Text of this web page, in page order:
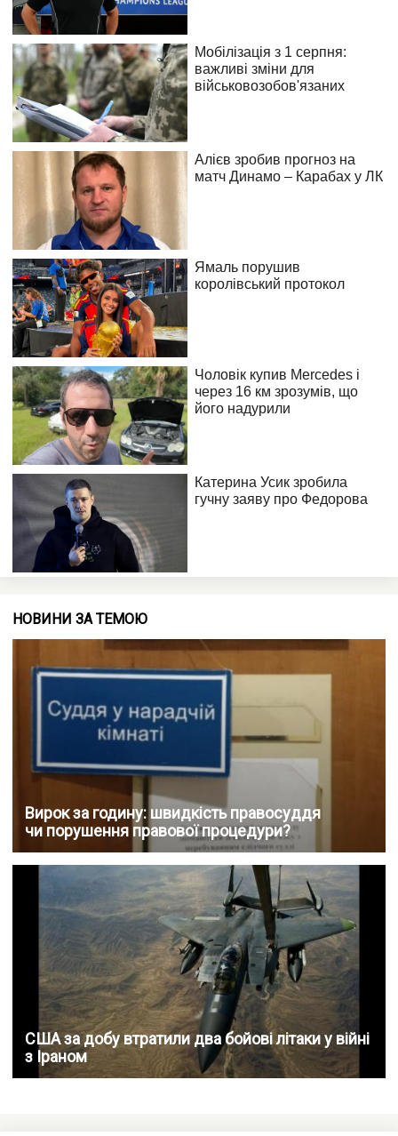
НОВИНИ ЗА ТЕМОЮ
Вирок за годину: швидкість правосуддя
чи порушення правової процедури?
США за добу втратили два бойові літаки у війні
з Іраном